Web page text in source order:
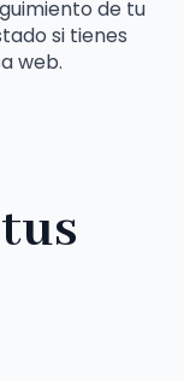
de tu
si tienes
web.